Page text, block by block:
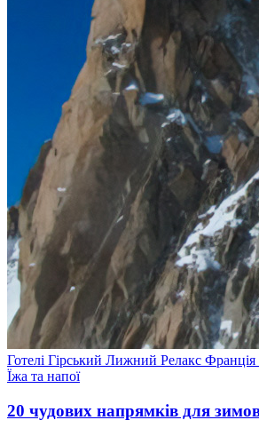
Готелі Гірський Лижний Релакс Франція
Їжа та напої
20 чудових напрямків для